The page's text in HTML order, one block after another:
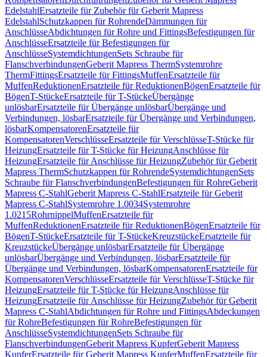
EdelstahlErsatzteile für Zubehör für Geberit Mapress
EdelstahlSchutzkappen für RohrendeDämmungen für
AnschlüsseAbdichtungen für Rohre und FittingsBefestigungen für
AnschlüsseErsatzteile für Befestigungen für
AnschlüsseSystemdichtungenSets Schraube für
FlanschverbindungenGeberit Mapress ThermSystemrohre
ThermFittingsErsatzteile für FittingsMuffenErsatzteile für
MuffenReduktionenErsatzteile für ReduktionenBögenErsatzteile für
BögenT-StückeErsatzteile für T-StückeÜbergänge
unlösbarErsatzteile für Übergänge unlösbarÜbergänge und
Verbindungen, lösbarErsatzteile für Übergänge und Verbindungen,
lösbarKompensatorenErsatzteile für
KompensatorenVerschlüsseErsatzteile für VerschlüsseT-Stücke für
HeizungErsatzteile für T-Stücke für HeizungAnschlüsse für
HeizungErsatzteile für Anschlüsse für HeizungZubehör für Geberit
Mapress ThermSchutzkappen für RohrendeSystemdichtungenSets
Schraube für FlanschverbindungenBefestigungen für RohreGeberit
Mapress C-StahlGeberit Mapress C-StahlErsatzteile für Geberit
Mapress C-StahlSystemrohre 1.0034Systemrohre
1.0215RohrnippelMuffenErsatzteile für
MuffenReduktionenErsatzteile für ReduktionenBögenErsatzteile für
BögenT-StückeErsatzteile für T-StückeKreuzstückeErsatzteile für
KreuzstückeÜbergänge unlösbarErsatzteile für Übergänge
unlösbarÜbergänge und Verbindungen, lösbarErsatzteile für
Übergänge und Verbindungen, lösbarKompensatorenErsatzteile für
KompensatorenVerschlüsseErsatzteile für VerschlüsseT-Stücke für
HeizungErsatzteile für T-Stücke für HeizungAnschlüsse für
HeizungErsatzteile für Anschlüsse für HeizungZubehör für Geberit
Mapress C-StahlAbdichtungen für Rohre und FittingsAbdeckungen
für RohreBefestigungen für RohreBefestigungen für
AnschlüsseSystemdichtungenSets Schraube für
FlanschverbindungenGeberit Mapress KupferGeberit Mapress
KupferErsatzteile für Geberit Mapress KupferMuffenErsatzteile für